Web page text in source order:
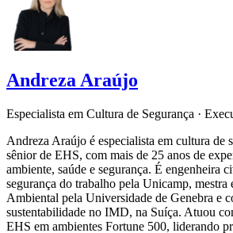
Andreza Araújo
Especialista em Cultura de Segurança ·
Andreza Araújo é especialista em cultura de
sênior de EHS, com mais de 25 anos de
ambiente, saúde e segurança. É engenheira
segurança do trabalho pela Unicamp, mestra
Ambiental pela Universidade de Genebra e
sustentabilidade no IMD, na Suíça. Atuou
EHS em ambientes Fortune 500, liderando